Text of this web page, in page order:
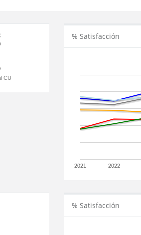
CU
% Satisfacción
2021 2022
% Satisfacción